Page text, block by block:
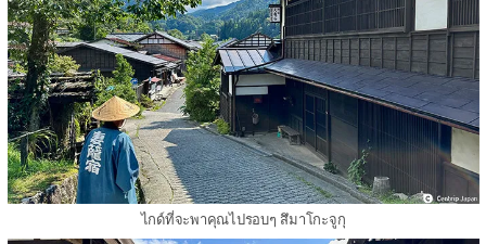
ไกด์ที่จะพาคุณไปรอบๆ สึมาโกะจูกุ